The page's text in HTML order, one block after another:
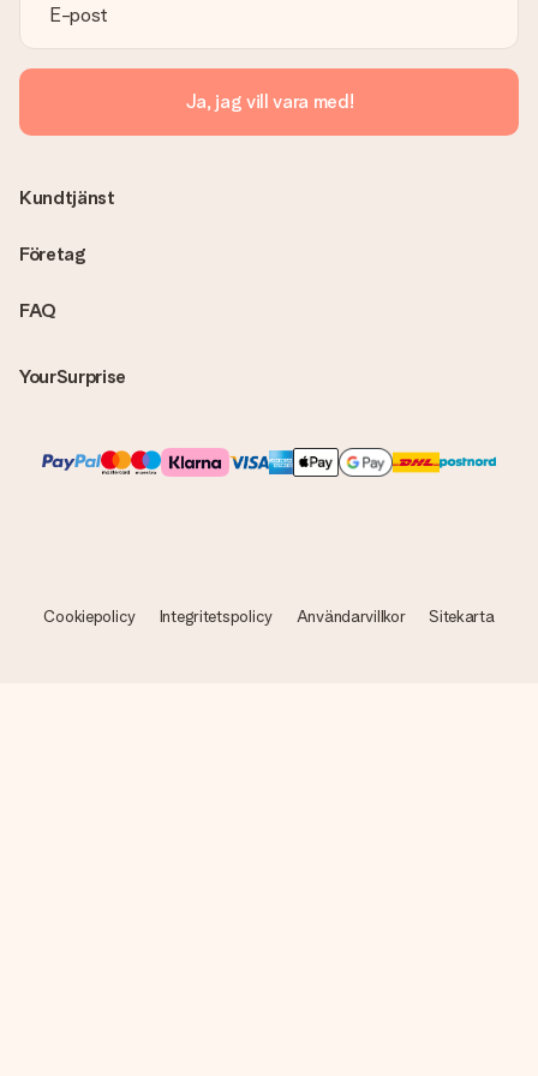
kontakta vår kundtjänst, de hjälper dig gärna med att hitta en
Skickas fakturan tillsammans med produkten?
Ingen faktura skickas med själva produkten. Din faktura
skickas alltid med e-postbekräftelsen och du hittar även dina
Ja, jag vill vara med!
FAQ
YourSurprise
Kundtjänst
Företag
Cookiepolicy Integritetspolicy Användarvillkor Sitekarta